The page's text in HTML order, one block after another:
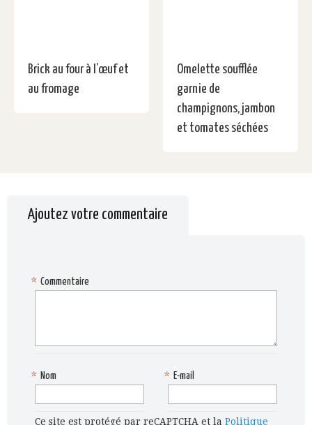
Brick au four à l’œuf et
au fromage
Omelette soufflée
garnie de
champignons, jambon
et tomates séchées
Ajoutez votre commentaire
Commentaire
*
Nom
* E-mail
*
Ce site est protégé par reCAPTCHA et la Politique